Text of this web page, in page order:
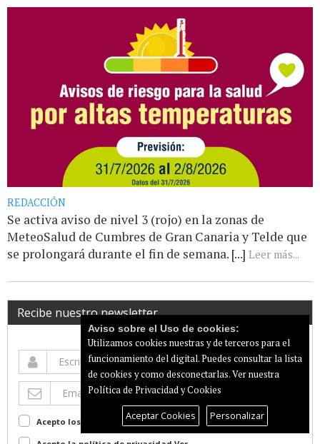
REDACCIÓN
Se activa aviso de nivel 3 (rojo) en la zonas de
MeteoSalud de Cumbres de Gran Canaria y Telde que
se prolongará durante el fin de semana. [...] Leer más...
Recibe nuestro newsletter
Acepto los terminos de usoVer
Aviso sobre el Uso de cookies:
Utilizamos cookies nuestras y de terceros para el
funcionamiento del digital. Puedes consultar la lista
de cookies y como desconectarlas.Ver nuestra
Política de Privacidad y Cookies
Aceptar Cookies Personalizar